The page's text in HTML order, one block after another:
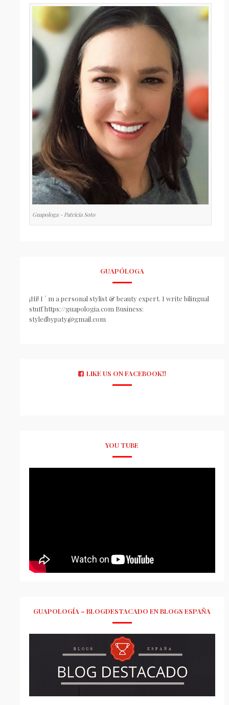
Guapologa - Patricia Soto
GUAPÓLOGA
¡Hi! I ´ m a personal stylist & beauty expert. I write bilingual
stuff https://guapologia.com Business:
styledbypaty@gmail.com
LIKE US ON FACEBOOK!!
YOU TUBE
GUAPOLOGÍA – BLOGDESTACADO EN BLOGS ESPAÑA